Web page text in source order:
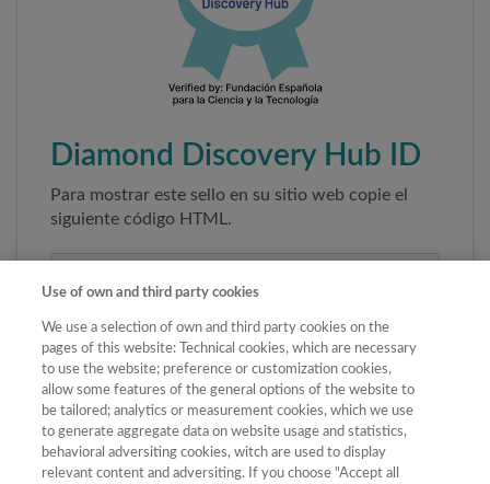
Diamond Discovery Hub ID
Para mostrar este sello en su sitio web copie el
siguiente código HTML.
Copiar código
Use of own and third party cookies
We use a selection of own and third party cookies on the
pages of this website: Technical cookies, which are necessary
to use the website; preference or customization cookies,
allow some features of the general options of the website to
be tailored; analytics or measurement cookies, which we use
to generate aggregate data on website usage and statistics,
behavioral adversiting cookies, witch are used to display
relevant content and adversiting. If you choose "Accept all